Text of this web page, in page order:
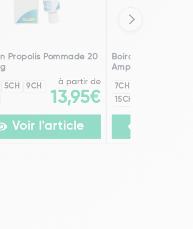
Propolis Pommade 20
5CH
9CH
à partir de
13,95€
Voir l'article
Boiron Propolis Eau
Ampoules X 30
7CH
15CH